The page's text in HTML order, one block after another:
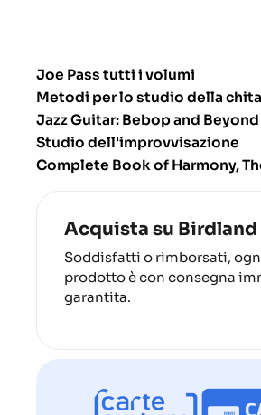
Joe Pass tutti i volumi
Metodi per lo studio della
Jazz Guitar: Bebop and Beyond
Studio dell'improvvisazione
Complete Book of Harmony,
Acquista su Birdland
Soddisfatti o rimborsati,
prodotto è con consegna
garantita.